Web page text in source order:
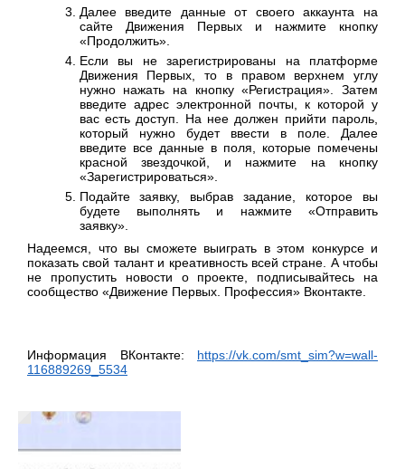
Далее введите данные от своего аккаунта на
сайте Движения Первых и нажмите кнопку
«Продолжить».
Если вы не зарегистрированы на платформе
Движения Первых, то в правом верхнем углу
нужно нажать на кнопку «Регистрация». Затем
введите адрес электронной почты, к которой у
вас есть доступ. На нее должен прийти пароль,
который нужно будет ввести в поле. Далее
введите все данные в поля, которые помечены
красной звездочкой, и нажмите на кнопку
«Зарегистрироваться».
Подайте заявку, выбрав задание, которое вы
будете выполнять и нажмите «Отправить
заявку».
Надеемся, что вы сможете выиграть в этом конкурсе и
показать свой талант и креативность всей стране. А чтобы
не пропустить новости о проекте, подписывайтесь на
сообщество «Движение Первых. Профессия» Вконтакте.
Информация ВКонтакте: https://vk.com/smt_sim?w=wall-
116889269_5534